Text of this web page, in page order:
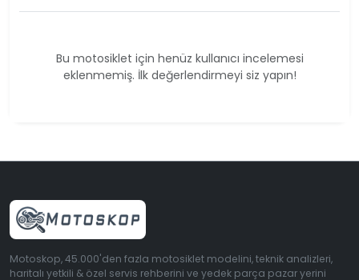
Bu motosiklet için henüz kullanıcı incelemesi
eklenmemiş. İlk değerlendirmeyi siz yapın!
Motoskop, 45.000'den fazla motosiklet modelini, teknik analizleri,
haritalı yetkili & özel servis rehberini ve yedek parça pazar yerini